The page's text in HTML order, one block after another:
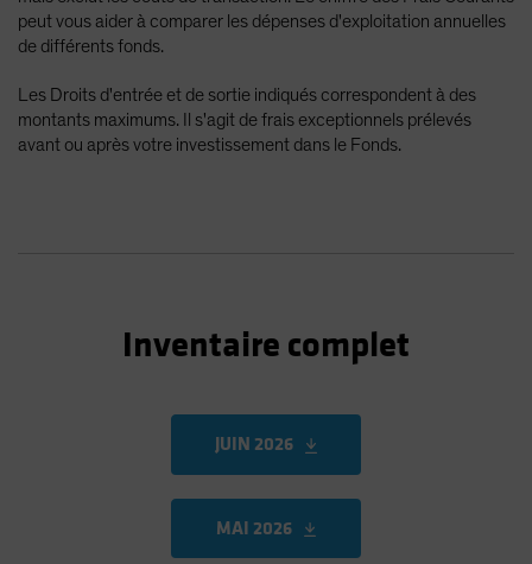
peut vous aider à comparer les dépenses d'exploitation annuelles
de différents fonds.
Les Droits d'entrée et de sortie indiqués correspondent à des
montants maximums. Il s'agit de frais exceptionnels prélevés
avant ou après votre investissement dans le Fonds.
Inventaire complet
JUIN 2026
MAI 2026